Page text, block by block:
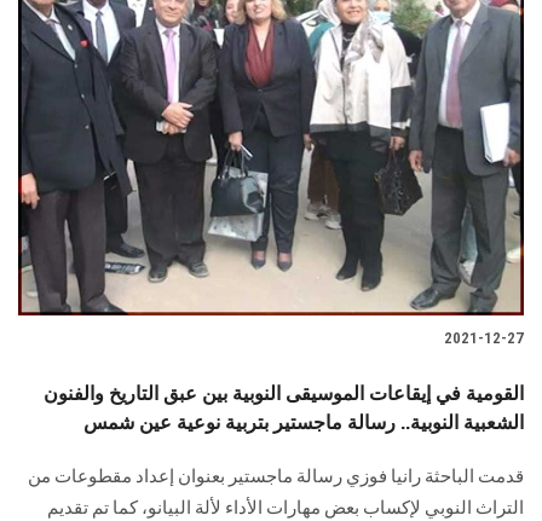
2021-12-27
القومية في إيقاعات الموسيقى النوبية بين عبق التاريخ والفنون
الشعبية النوبية.. رسالة ماجستير بتربية نوعية عين شمس
قدمت الباحثة رانيا فوزي رسالة ماجستير بعنوان إعداد مقطوعات من
التراث النوبي لإكساب بعض مهارات الأداء لألة البيانو، كما تم تقديم